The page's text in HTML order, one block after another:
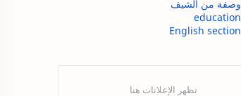
وصفة من الشيف
education
English section